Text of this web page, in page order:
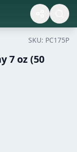
SKU: PC175P
7 oz (50